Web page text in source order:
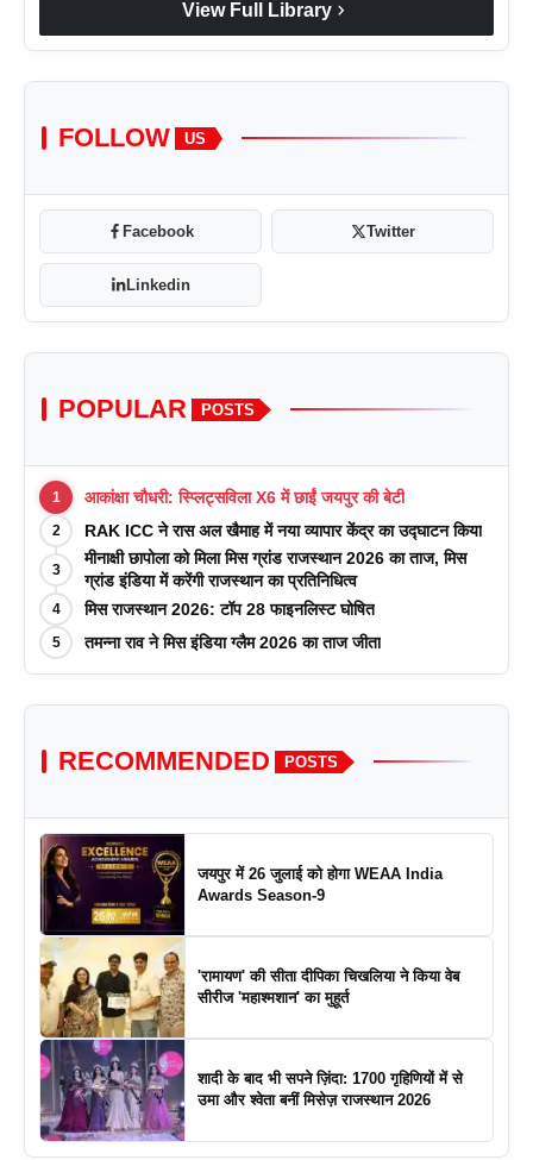
View Full Library chevron_right
FOLLOW US
Facebook Twitter
Linkedin
POPULAR POSTS
1 आकांक्षा चौधरी: स्प्लिट्सविला X6 में छाईं जयपुर की बेटी
2 RAK ICC ने रास अल खैमाह में नया व्यापार केंद्र का उद्घाटन किया
3
मीनाक्षी छापोला को मिला मिस ग्रांड राजस्थान 2026 का ताज, मिस
ग्रांड इंडिया में करेंगी राजस्थान का प्रतिनिधित्व
4 मिस राजस्थान 2026: टॉप 28 फाइनलिस्ट घोषित
5 तमन्ना राव ने मिस इंडिया ग्लैम 2026 का ताज जीता
RECOMMENDED POSTS
जयपुर में 26 जुलाई को होगा WEAA India
Awards Season-9
'रामायण' की सीता दीपिका चिखलिया ने किया वेब
सीरीज 'महाश्मशान' का मुहूर्त
शादी के बाद भी सपने ज़िंदा: 1700 गृहिणियों में से
उमा और श्वेता बनीं मिसेज़ राजस्थान 2026